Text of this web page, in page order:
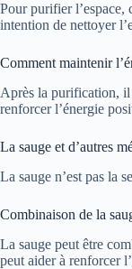
Pour purifier l’espace,
intention de nettoyer
Comment maintenir
Après la purification, il
renforcer l’énergie
La sauge et d’autres
La sauge n’est pas la
Combinaison de la
La sauge peut être
peut aider à renforcer